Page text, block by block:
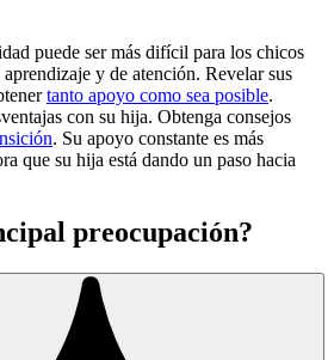
puede ser más difícil para los chicos
y de atención. Revelar sus
tanto apoyo como sea posible.
con su hija. Obtenga consejos
. Su apoyo constante es más
que su hija está dando un paso hacia
preocupación?